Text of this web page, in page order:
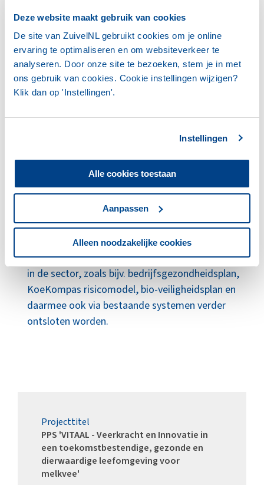
Deze website maakt gebruik van cookies
De site van ZuivelNL gebruikt cookies om je online
ervaring te optimaliseren en om websiteverkeer te
analyseren. Door onze site te bezoeken, stem je in met
ons gebruik van cookies. Cookie instellingen wijzigen?
Klik dan op 'Instellingen'.
Instellingen
Alle cookies toestaan
Aanpassen
Alleen noodzakelijke cookies
verduurzaming van de melkveehouderij.
Bovendien kan de methodiek ook vertaald
worden naar andere veehouderijsectoren.
Afwegingskaders voor preventieve maatregelen
en indicator- en kengetalontwikkeling waarmee
veehouders en adviseurs beter onderbouwde
keuzes kunnen maken tussen
veerkracht en bedrijfsspecifieke en regionale
omstandigheden.
Verspreiding van kennis en methoden. De
resultaten worden gedeeld via artikelen in
vakbladen en andere
communicatiemogelijkheden.
Daarnaast kan nieuwe kennis als input dienen
voor het optimaliseren van bestaande systemen
in de sector, zoals bijv. bedrijfsgezondheidsplan,
KoeKompas risicomodel, bio-veiligheidsplan en
daarmee ook via bestaande systemen verder
ontsloten worden.
Projecttitel
PPS 'VITAAL - Veerkracht en Innovatie in
een toekomstbestendige, gezonde en
dierwaardige leefomgeving voor
melkvee'